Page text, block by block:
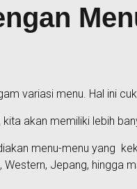
variasi menu. Hal ini
akan memiliki lebih
menu-menu yang
Jepang, hingga